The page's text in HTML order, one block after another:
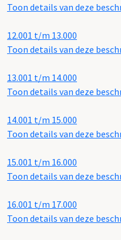
Toon details van deze
12.001 t/m 13.000
Toon details van deze
13.001 t/m 14.000
Toon details van deze
14.001 t/m 15.000
Toon details van deze
15.001 t/m 16.000
Toon details van deze
16.001 t/m 17.000
Toon details van deze